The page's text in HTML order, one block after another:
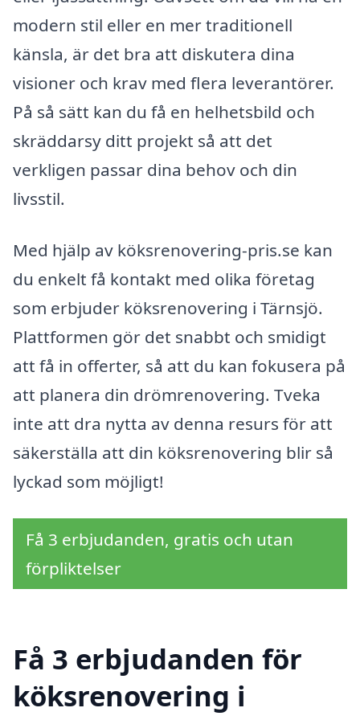
modern stil eller en mer traditionell
känsla, är det bra att diskutera dina
visioner och krav med flera leverantörer.
På så sätt kan du få en helhetsbild och
skräddarsy ditt projekt så att det
verkligen passar dina behov och din
livsstil.
Med hjälp av köksrenovering-pris.se kan
du enkelt få kontakt med olika företag
som erbjuder köksrenovering i Tärnsjö.
Plattformen gör det snabbt och smidigt
att få in offerter, så att du kan fokusera på
att planera din drömrenovering. Tveka
inte att dra nytta av denna resurs för att
säkerställa att din köksrenovering blir så
lyckad som möjligt!
Få 3 erbjudanden, gratis och utan
förpliktelser
Få 3 erbjudanden för
köksrenovering i